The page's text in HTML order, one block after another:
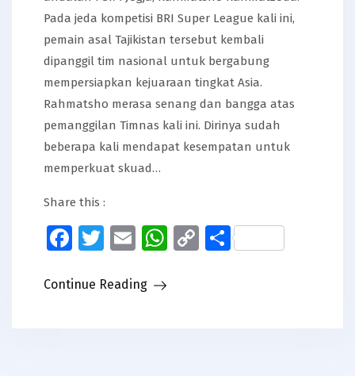
Pada jeda kompetisi BRI Super League kali ini,
pemain asal Tajikistan tersebut kembali
dipanggil tim nasional untuk bergabung
mempersiapkan kejuaraan tingkat Asia.
Rahmatsho merasa senang dan bangga atas
pemanggilan Timnas kali ini. Dirinya sudah
beberapa kali mendapat kesempatan untuk
memperkuat skuad…
Share this :
Facebook
Twitter
EmailWhatsApp
CopyShare
Continue Reading